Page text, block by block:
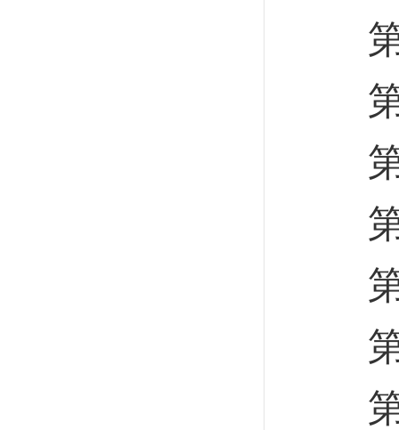
第
第
第
第
第
第
第